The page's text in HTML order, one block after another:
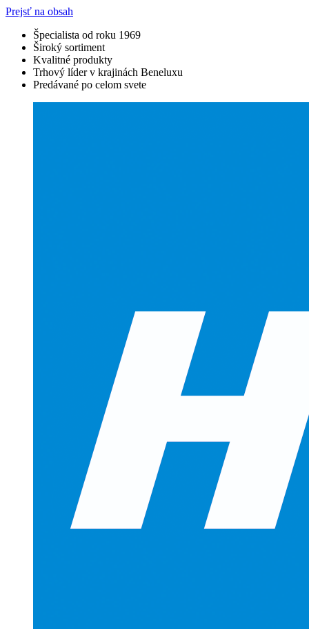
Prejsť na obsah
Špecialista od roku 1969
Široký sortiment
Kvalitné produkty
Trhový líder v krajinách Beneluxu
Predávané po celom svete